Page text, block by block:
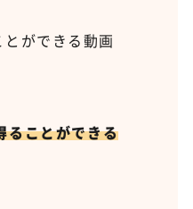
ができる動画
ることができる